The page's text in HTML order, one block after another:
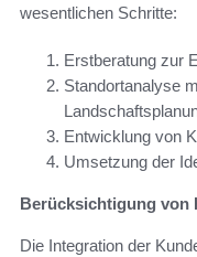
wesentlichen Schritte:
Erstberatung zur
Standortanalyse
Entwicklung von
Umsetzung der
Berücksichtigung von
Die Integration der